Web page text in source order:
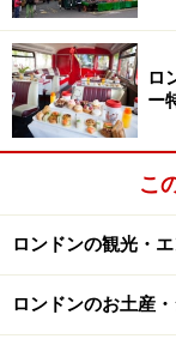
併設のバー、ビ
つては列車の切
な雰囲気が、ヴ
す。ユーロスタ
客室もあり、旅
St. Pancras
ス ルネッサンス
United Kingdom
ロ
ー
こ
ロンドンの観光・
ロンドンのお土産